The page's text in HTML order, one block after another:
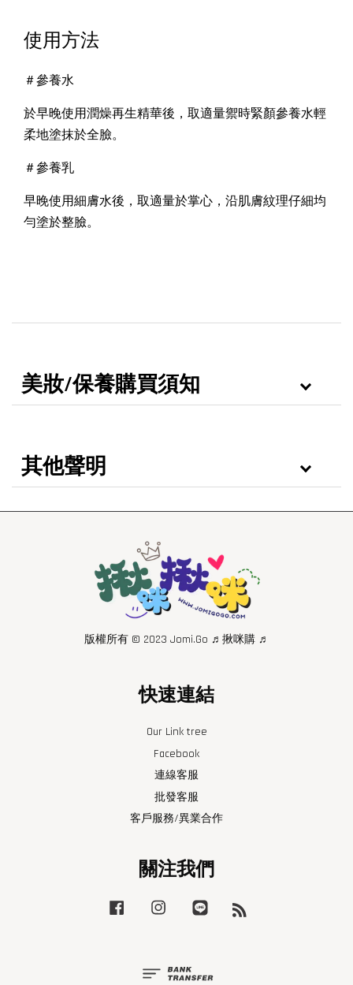
使用方法
＃參養水
於早晚使用潤燥再生精華後，取適量禦時緊顏參養水輕
柔地塗抹於全臉。
＃參養乳
早晚使用細膚水後，取適量於掌心，沿肌膚紋理仔細均
勻塗於整臉。
美妝/保養購買須知
其他聲明
版權所有 © 2023 Jomi.Go ♬揪咪購 ♬
快速連結
Our Link tree
Facebook
連線客服
批發客服
客戶服務/異業合作
關注我們
Facebook Instagram